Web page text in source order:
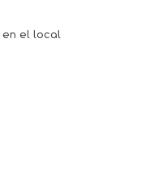
en el local